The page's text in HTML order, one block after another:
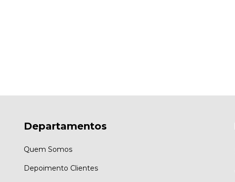
Departamentos
Quem Somos
Depoimento Clientes